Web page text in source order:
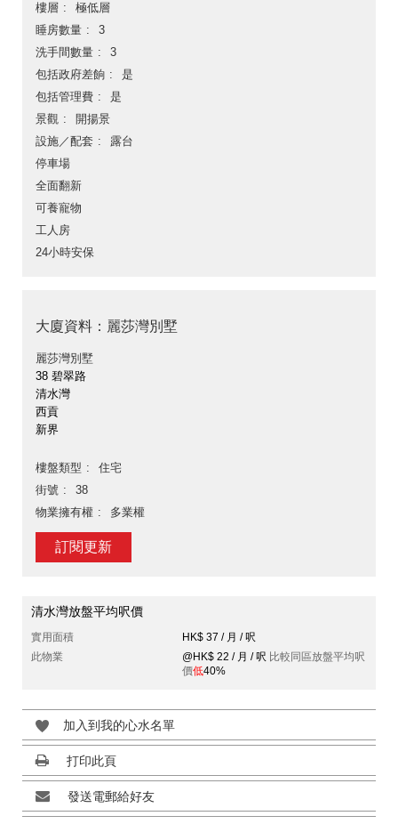
樓層
極低層
睡房數量
3
洗手間數量
3
包括政府差餉
是
包括管理費
是
景觀
開揚景
設施／配套
露台
停車場
全面翻新
可養寵物
工人房
24小時安保
大廈資料：麗莎灣別墅
麗莎灣別墅
38 碧翠路
清水灣
西貢
新界
樓盤類型
住宅
街號
38
物業擁有權
多業權
訂閱更新
清水灣放盤平均呎價
實用面積
HK$ 37 / 月 / 呎
此物業
@HK$ 22 / 月 / 呎 比較同區放盤平均呎
價低40%
加入到我的心水名單
打印此頁
發送電郵給好友